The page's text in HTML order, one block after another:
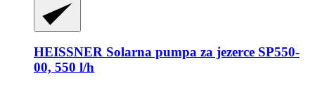
HEISSNER Solarna pumpa za jezerce SP550-​
00, 550 l/h